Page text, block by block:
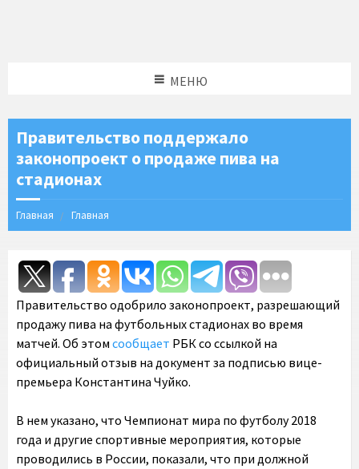
МЕНЮ
Правительство поддержало
законопроект о продаже пива на
стадионах
Главная Главная
Правительство одобрило законопроект, разрешающий
продажу пива на футбольных стадионах во время
матчей. Об этом сообщает РБК со ссылкой на
официальный отзыв на документ за подписью вице-
премьера Константина Чуйко.
В нем указано, что Чемпионат мира по футболу 2018
года и другие спортивные мероприятия, которые
проводились в России, показали, что при должной